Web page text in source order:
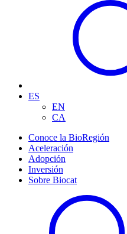
ES
EN
CA
Conoce la BioRegión
Aceleración
Adopción
Inversión
Sobre Biocat